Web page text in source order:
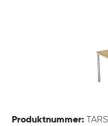
Produktnummer: